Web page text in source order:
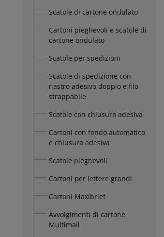
Scatole di cartone ondulato
Cartoni pieghevoli e scatole di
cartone ondulato
Scatole per spedizioni
Scatole di spedizione con
nastro adesivo doppio e filo
strappabile
Scatole con chiusura adesiva
Cartoni con fondo automatico
e chiusura adesiva
Scatole pieghevoli
Cartoni per lettere grandi
Cartoni Maxibrief
Avvolgimenti di cartone
Multimail